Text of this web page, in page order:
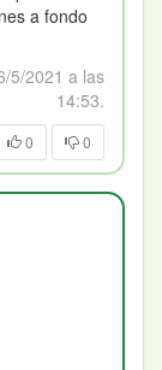
a fondo
5/2021 a las
14:53.
0 0